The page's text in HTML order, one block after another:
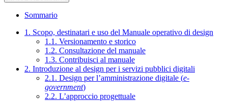
Sommario
1. Scopo, destinatari e uso del Manuale operativo di design
1.1. Versionamento e storico
1.2. Consultazione del manuale
1.3. Contribuisci al manuale
2. Introduzione al design per i servizi pubblici digitali
2.1. Design per l’amministrazione digitale (e-
government)
2.2. L’approccio progettuale